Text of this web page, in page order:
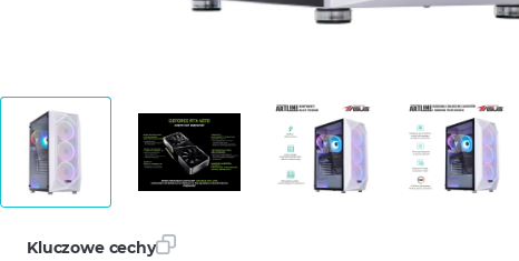
Kluczowe cechy